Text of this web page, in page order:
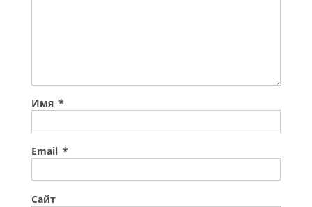
Имя *
Email *
Сайт